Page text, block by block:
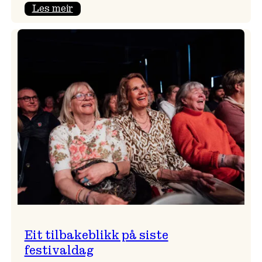
Les meir:
Eit tilbakeblikk på siste
festivaldag